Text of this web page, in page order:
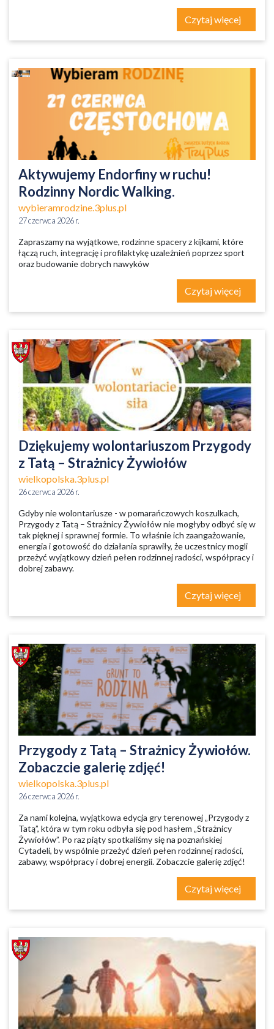
Czytaj więcej
Aktywujemy Endorfiny w ruchu!
Rodzinny Nordic Walking.
wybieramrodzine.3plus.pl
27 czerwca 2026 r.
Zapraszamy na wyjątkowe, rodzinne spacery z kijkami, które
łączą ruch, integrację i profilaktykę uzależnień poprzez sport
oraz budowanie dobrych nawyków
Czytaj więcej
Dziękujemy wolontariuszom Przygody
z Tatą – Strażnicy Żywiołów
wielkopolska.3plus.pl
26 czerwca 2026 r.
Gdyby nie wolontariusze - w pomarańczowych koszulkach,
Przygody z Tatą – Strażnicy Żywiołów nie mogłyby odbyć się w
tak pięknej i sprawnej formie. To właśnie ich zaangażowanie,
energia i gotowość do działania sprawiły, że uczestnicy mogli
przeżyć wyjątkowy dzień pełen rodzinnej radości, współpracy i
dobrej zabawy.
Czytaj więcej
Przygody z Tatą – Strażnicy Żywiołów.
Zobaczcie galerię zdjęć!
wielkopolska.3plus.pl
26 czerwca 2026 r.
Za nami kolejna, wyjątkowa edycja gry terenowej „Przygody z
Tatą”, która w tym roku odbyła się pod hasłem „Strażnicy
Żywiołów”. Po raz piąty spotkaliśmy się na poznańskiej
Cytadeli, by wspólnie przeżyć dzień pełen rodzinnej radości,
zabawy, współpracy i dobrej energii. Zobaczcie galerię zdjęć!
Czytaj więcej